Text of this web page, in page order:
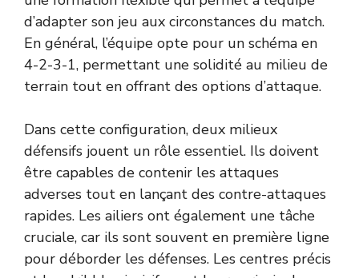
d’adapter son jeu aux circonstances du match.
En général, l’équipe opte pour un schéma en
4-2-3-1, permettant une solidité au milieu de
terrain tout en offrant des options d’attaque.
Dans cette configuration, deux milieux
défensifs jouent un rôle essentiel. Ils doivent
être capables de contenir les attaques
adverses tout en lançant des contre-attaques
rapides. Les ailiers ont également une tâche
cruciale, car ils sont souvent en première ligne
pour déborder les défenses. Les centres précis